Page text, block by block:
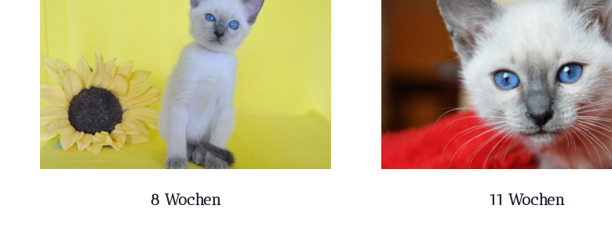
8 Wochen 11 Wochen